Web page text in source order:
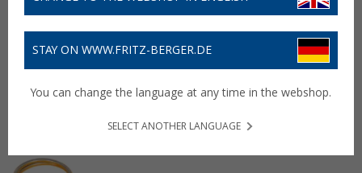
STAY ON WWW.FRITZ-BERGER.DE
You can change the language at any time in the webshop.
SELECT ANOTHER LANGUAGE